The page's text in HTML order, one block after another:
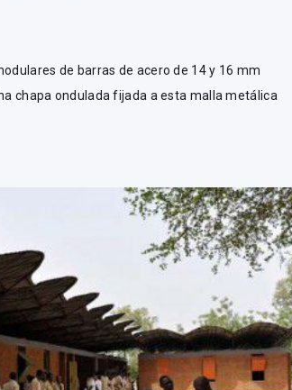
de barras de acero de 14 y 16 mm
chapa ondulada fijada a esta malla metálica